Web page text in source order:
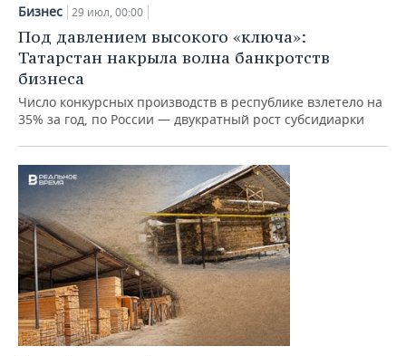
НЕФТЕХИМИЯ
НЕФТЬ
ОПК
ЭНЕРГЕТИКА
РОЗНИЧНАЯ ТОРГОВЛЯ
ТРАНСПОРТ
УСЛУГИ
НОВОСТИ ТЕХНОЛОГИЙ
IT
МЕДИА
МЕРОПРИЯТИЯ
НОВОСТИ МЕРОПРИЯТИЙ
ВЫЕЗДНАЯ РЕДАКЦИЯ
ONLINE-КОНФЕРЕНЦИИ
ОТКРЫТАЯ ЛЕКЦИЯ
СПОРТ
НОВОСТИ СПОРТА
ХОККЕЙ
БАСКЕТБОЛ
ВОЛЕЙБОЛ
КИБЕРСПОРТ
ОБЩЕСТВО
ВЛАСТЬ
ИНФРАСТРУКТУРА
ИСТОРИЯ
КУЛЬТУРА
СЮЖЕТЫ
СПРАВОЧНИК
СПИСОК ПЕРСОН
СПИСОК КОМПАНИЙ
ПОЛНАЯ ВЕРСИЯ
Бизнес 29 июл, 00:00
Под давлением высокого «ключа»:
Татарстан накрыла волна банкротств
бизнеса
Число конкурсных производств в республике взлетело на
35% за год, по России — двукратный рост субсидиарки